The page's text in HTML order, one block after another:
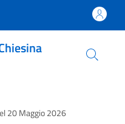
20 Maggio 2026